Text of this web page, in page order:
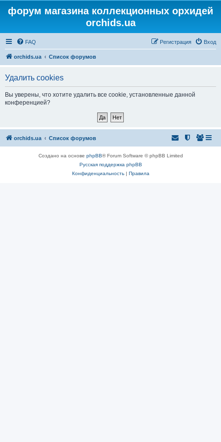
форум магазина коллекционных орхидей
orchids.ua
FAQ Вход
Регистрация
orchids.ua Список форумов
Удалить cookies
Вы уверены, что хотите удалить все cookie, установленные данной
конференцией?
orchids.ua Список форумов
Создано на основе phpBB® Forum Software © phpBB Limited
Русская поддержка phpBB
Конфиденциальность| Правила